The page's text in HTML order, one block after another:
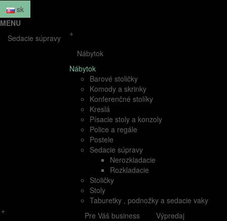
sk
MENU
Sedacie súpravy
+
Nábytok
Nábytok
Barové stoličky
Komody a skrinky
Konferenčné stolíky
Kreslá
Písacie stoly a konzoly
Police a regále
Postele
Sedacie súpravy
Nerozkladacie
Rozkladacie
Stoličky
Stoly
Taburetky , podnožky a sedacie vaky
+
Pre Váš business
Výpredaj